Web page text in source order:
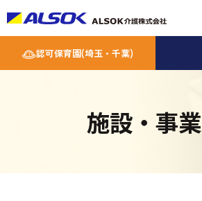
認可保育園(埼玉・千葉)
施設・事